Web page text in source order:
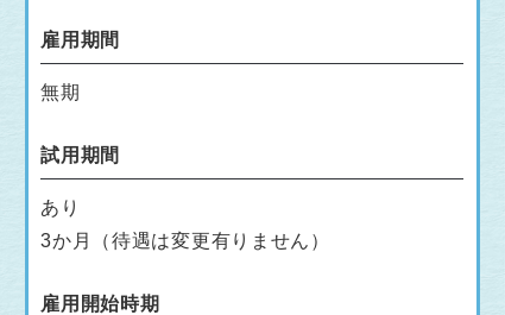
雇用期間
無期
試用期間
あり
3か月（待遇は変更有りません）
雇用開始時期